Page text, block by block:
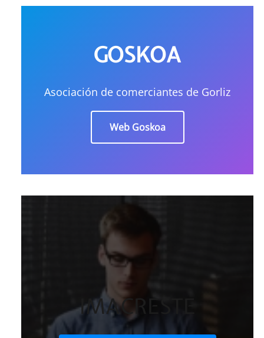
GOSKOA
Asociación de comerciantes de Gorliz
Web Goskoa
IMACRESTE